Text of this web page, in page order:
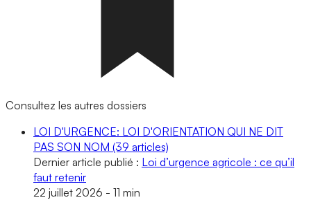
Consultez les autres dossiers
LOI D'URGENCE: LOI D'ORIENTATION QUI NE DIT
PAS SON NOM (39 articles)
Dernier article publié : Loi d’urgence agricole : ce qu’il
faut retenir
22 juillet 2026 - 11 min